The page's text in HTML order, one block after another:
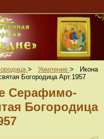
> Умиление >
Икона
Богородица Арт.1957
Серафимо-
Богородица